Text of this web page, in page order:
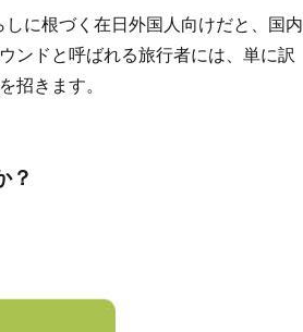
に根づく在日外国人向けだと、国内
ンドと呼ばれる旅行者には、単に訳
きます。
？